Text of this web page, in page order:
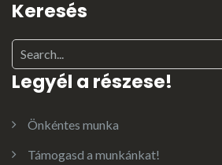
Keresés
Legyél a részese!
Önkéntes munka
Támogasd a munkánkat!